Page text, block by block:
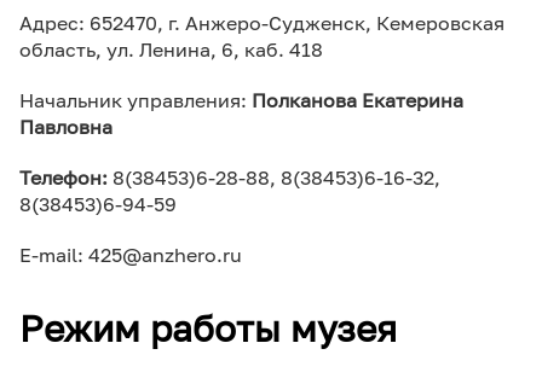
Адрес: 652470, г. Анжеро-Судженск, Кемеровская
область, ул. Ленина, 6, каб. 418
Начальник управления: Полканова Екатерина
Павловна
Телефон: 8(38453)6-28-88, 8(38453)6-16-32,
8(38453)6-94-59
E-mail: 425@anzhero.ru
Режим работы музея